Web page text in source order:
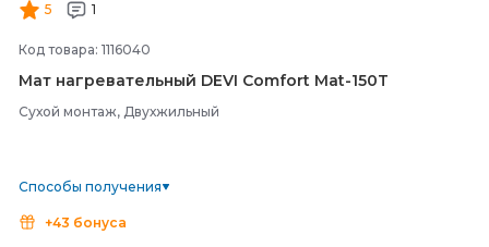
5 1
Код товара: 1116040
Мат нагревательный DEVI Comfort Mat-150T
Сухой монтаж, Двухжильный
Способы получения
+43 бонуса